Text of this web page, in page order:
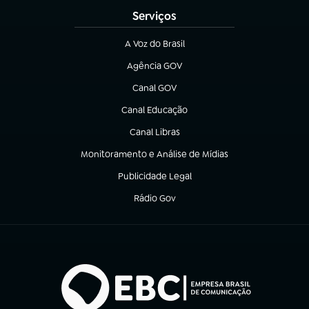
Serviços
A Voz do Brasil
(abre em nova aba)
Agência GOV
(abre em nova aba)
Canal GOV
(abre em nova aba)
Canal Educação
(abre em nova aba)
Canal Libras
(abre em nova aba)
Monitoramento e Análise de Mídias
(abre em nova aba)
Publicidade Legal
(abre em nova aba)
Rádio Gov
(abre em nova aba)